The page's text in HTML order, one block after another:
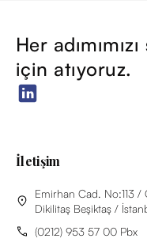
Her
için atıyoruz.
İletişim
Emirhan Cad. No:113
Dikilitaş Beşiktaş /
(0212) 953 57 00 Pbx